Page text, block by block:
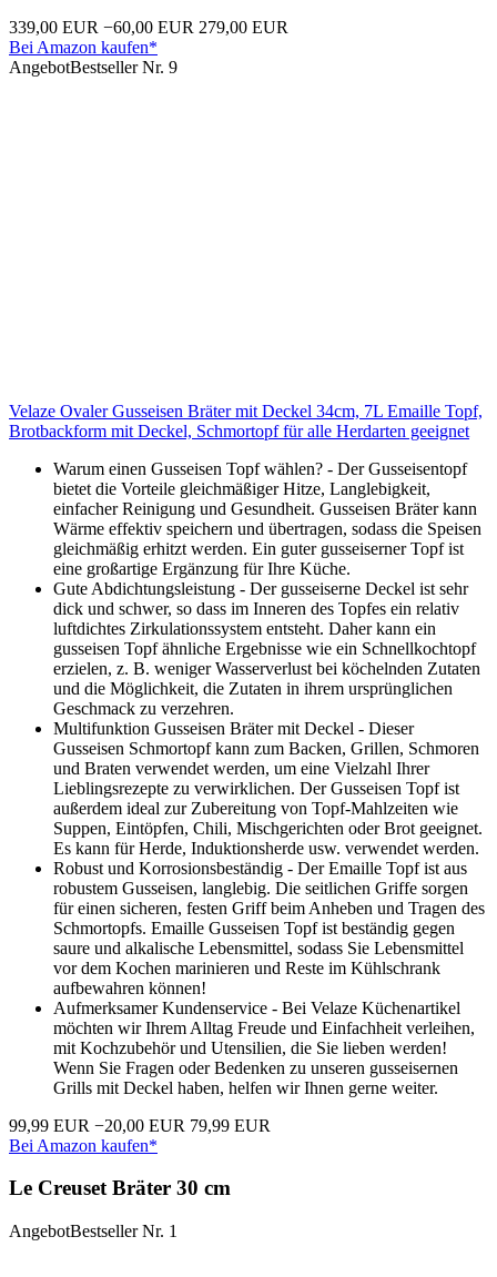
339,00 EUR −60,00 EUR 279,00 EUR
Bei Amazon kaufen*
AngebotBestseller Nr. 9
Velaze Ovaler Gusseisen Bräter mit Deckel 34cm, 7L Emaille Topf,
Brotbackform mit Deckel, Schmortopf für alle Herdarten geeignet
Warum einen Gusseisen Topf wählen? - Der Gusseisentopf
bietet die Vorteile gleichmäßiger Hitze, Langlebigkeit,
einfacher Reinigung und Gesundheit. Gusseisen Bräter kann
Wärme effektiv speichern und übertragen, sodass die Speisen
gleichmäßig erhitzt werden. Ein guter gusseiserner Topf ist
eine großartige Ergänzung für Ihre Küche.
Gute Abdichtungsleistung - Der gusseiserne Deckel ist sehr
dick und schwer, so dass im Inneren des Topfes ein relativ
luftdichtes Zirkulationssystem entsteht. Daher kann ein
gusseisen Topf ähnliche Ergebnisse wie ein Schnellkochtopf
erzielen, z. B. weniger Wasserverlust bei köchelnden Zutaten
und die Möglichkeit, die Zutaten in ihrem ursprünglichen
Geschmack zu verzehren.
Multifunktion Gusseisen Bräter mit Deckel - Dieser
Gusseisen Schmortopf kann zum Backen, Grillen, Schmoren
und Braten verwendet werden, um eine Vielzahl Ihrer
Lieblingsrezepte zu verwirklichen. Der Gusseisen Topf ist
außerdem ideal zur Zubereitung von Topf-Mahlzeiten wie
Suppen, Eintöpfen, Chili, Mischgerichten oder Brot geeignet.
Es kann für Herde, Induktionsherde usw. verwendet werden.
Robust und Korrosionsbeständig - Der Emaille Topf ist aus
robustem Gusseisen, langlebig. Die seitlichen Griffe sorgen
für einen sicheren, festen Griff beim Anheben und Tragen des
Schmortopfs. Emaille Gusseisen Topf ist beständig gegen
saure und alkalische Lebensmittel, sodass Sie Lebensmittel
vor dem Kochen marinieren und Reste im Kühlschrank
aufbewahren können!
Aufmerksamer Kundenservice - Bei Velaze Küchenartikel
möchten wir Ihrem Alltag Freude und Einfachheit verleihen,
mit Kochzubehör und Utensilien, die Sie lieben werden!
Wenn Sie Fragen oder Bedenken zu unseren gusseisernen
Grills mit Deckel haben, helfen wir Ihnen gerne weiter.
99,99 EUR −20,00 EUR 79,99 EUR
Bei Amazon kaufen*
Le Creuset Bräter 30 cm
AngebotBestseller Nr. 1